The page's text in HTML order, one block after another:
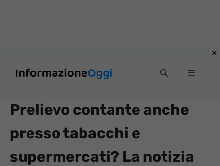
Menu
Prelievo contante anche
presso tabacchi e
supermercati? La notizia